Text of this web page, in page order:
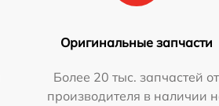
Оригинальные запчасти
Более 20 тыс. запчастей от
производителя в наличии